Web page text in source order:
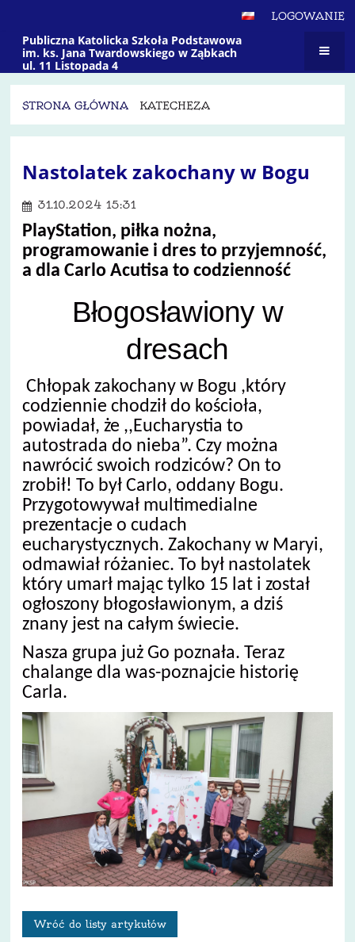
LOGOWANIE
Publiczna Katolicka Szkoła Podstawowa
im. ks. Jana Twardowskiego w Ząbkach
ul. 11 Listopada 4
STRONA GŁÓWNA KATECHEZA
Nastolatek zakochany w Bogu
31.10.2024 15:31
PlayStation, piłka nożna,
programowanie i dres to przyjemność,
a dla Carlo Acutisa to codzienność
Błogosławiony w
dresach
Chłopak zakochany w Bogu ,który
codziennie chodził do kościoła,
powiadał, że ,,Eucharystia to
autostrada do nieba”. Czy można
nawrócić swoich rodziców? On to
zrobił! To był Carlo, oddany Bogu.
Przygotowywał multimedialne
prezentacje o cudach
eucharystycznych. Zakochany w Maryi,
odmawiał różaniec. To był nastolatek
który umarł mając tylko 15 lat i został
ogłoszony błogosławionym, a dziś
znany jest na całym świecie.
Nasza grupa już Go poznała. Teraz
chalange dla was-poznajcie historię
Carla.
Wróć do listy artykułów